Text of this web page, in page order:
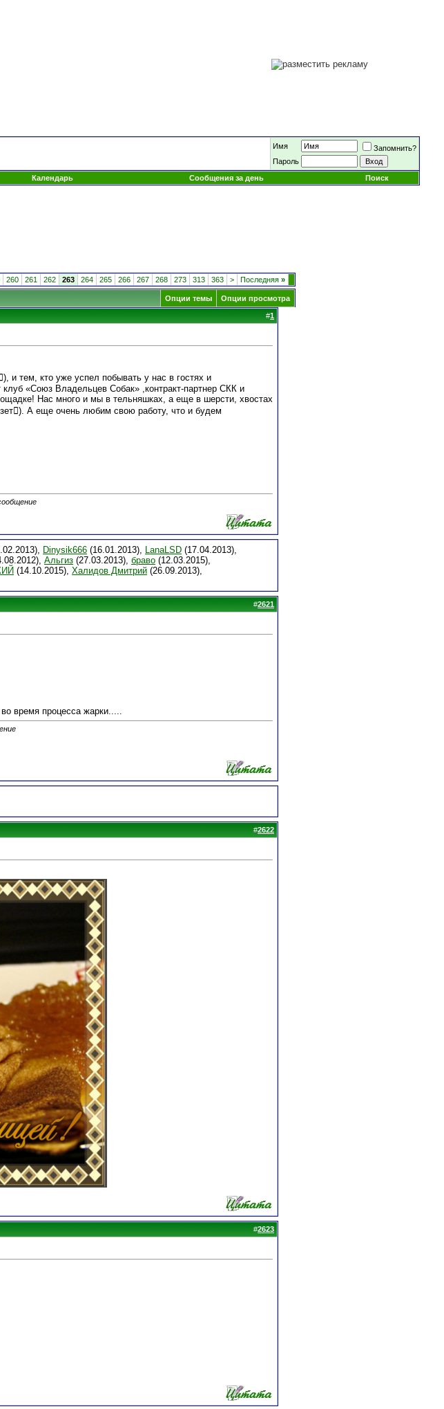
Имя
Запомнить?
Пароль
Календарь Сообщения за день Поиск
260 261 262 263 264 265 266 267 268 273 313 363 > Последняя »
Опции темы Опции просмотра
#1
и тем, кто уже успел побывать у нас в гостях и
«Союз Владельцев Собак» ,контракт-партнер СКК и
Нас много и мы в тельняшках, а еще в шерсти, хвостах
А еще очень любим свою работу, что и будем
Dinysik666 (16.01.2013), LanaLSD (17.04.2013),
Альгиз (27.03.2013), браво (12.03.2015),
(14.10.2015), Халидов Дмитрий (26.09.2013),
#2621
время процесса жарки.....
#2622
#2623